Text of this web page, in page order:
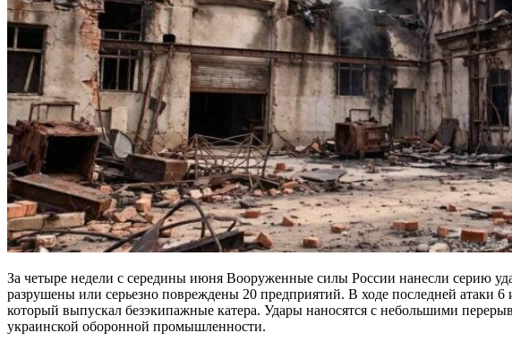
За четыре недели с середины июня Вооруженные силы России нанесли серию
разрушены или серьезно повреждены 20 предприятий. В ходе последней атаки
который выпускал безэкипажные катера. Удары наносятся с небольшими
украинской оборонной промышленности.